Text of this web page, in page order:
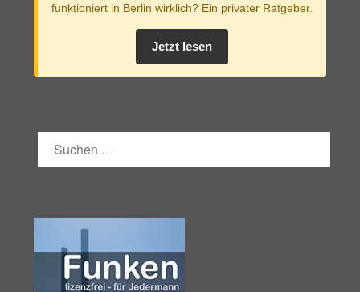
funktioniert in Berlin wirklich? Ein privater Ratgeber.
Jetzt lesen
SUCHEN
NACH: